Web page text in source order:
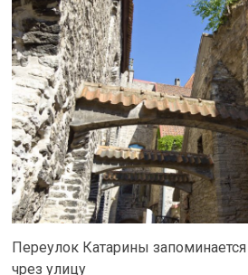
Переулок Катарины
чрез улицу